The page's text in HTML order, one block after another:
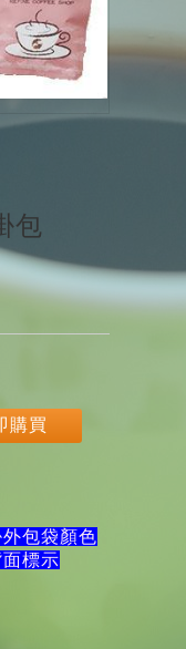
包
購買
包袋顏色
標示